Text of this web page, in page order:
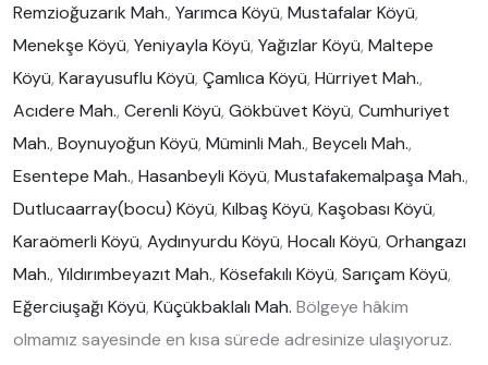
Remzioğuzarık Mah., Yarımca Köyü, Mustafalar Köyü,
Menekşe Köyü, Yeniyayla Köyü, Yağızlar Köyü, Maltepe
Köyü, Karayusuflu Köyü, Çamlıca Köyü, Hürriyet Mah.,
Acıdere Mah., Cerenli Köyü, Gökbüvet Köyü, Cumhuriyet
Mah., Boynuyoğun Köyü, Müminli Mah., Beycelı Mah.,
Esentepe Mah., Hasanbeyli Köyü, Mustafakemalpaşa Mah.,
Dutlucaarray(bocu) Köyü, Kılbaş Köyü, Kaşobası Köyü,
Karaömerli Köyü, Aydınyurdu Köyü, Hocalı Köyü, Orhangazı
Mah., Yıldırımbeyazıt Mah., Kösefakılı Köyü, Sarıçam Köyü,
Eğerciuşağı Köyü, Küçükbaklalı Mah. Bölgeye hâkim
olmamız sayesinde en kısa sürede adresinize ulaşıyoruz.